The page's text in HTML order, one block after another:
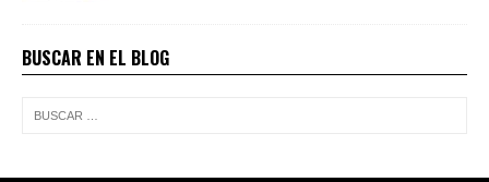
BUSCAR EN EL BLOG